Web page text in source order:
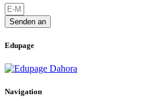
Senden an
Edupage
Navigation